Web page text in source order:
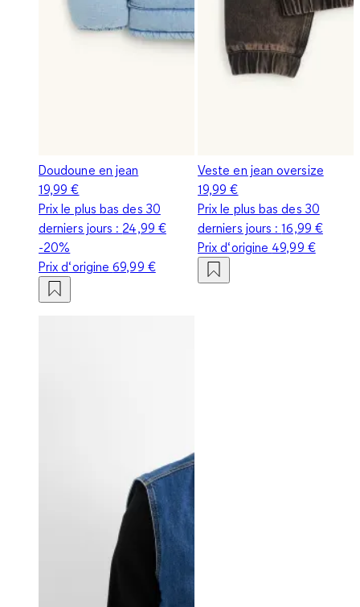
Doudoune en jean
19,99 €
Prix le plus bas des 30
derniers jours : 24,99 €
-20%
Prix d‘origine69,99 €
Veste en jean oversize
19,99 €
Prix le plus bas des 30
derniers jours :16,99 €
Prix d‘origine 49,99 €